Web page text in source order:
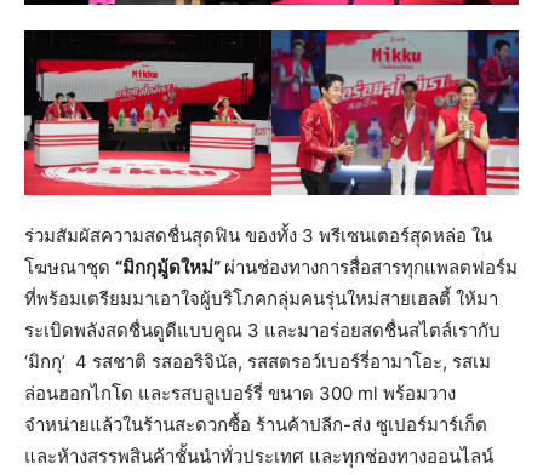
ร่วมสัมผัสความสดชื่นสุดฟิน ของทั้ง 3 พรีเซนเตอร์สุดหล่อ ใน
โฆษณาชุด “มิกกุมู้ดใหม่” ผ่านช่องทางการสื่อสารทุกแพลตฟอร์ม
ที่พร้อมเตรียมมาเอาใจผู้บริโภคกลุ่มคนรุ่นใหม่สายเฮลตี้ ให้มา
ระเบิดพลังสดชื่นดูดีแบบคูณ 3 และมาอร่อยสดชื่นสไตล์เรากับ
‘มิกกุ’ 4 รสชาติ รสออริจินัล, รสสตรอว์เบอร์รี่อามาโอะ, รสเม
ล่อนฮอกไกโด และรสบลูเบอร์รี่ ขนาด 300 ml พร้อมวาง
จำหน่ายแล้วในร้านสะดวกซื้อ ร้านค้าปลีก-ส่ง ซูเปอร์มาร์เก็ต
และห้างสรรพสินค้าชั้นนำทั่วประเทศ และทุกช่องทางออนไลน์